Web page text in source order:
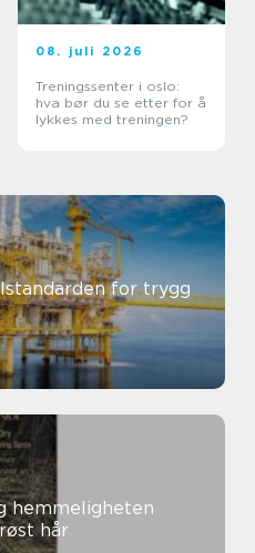
08. juli 2026
Treningssenter i oslo:
hva bør du se etter for å
lykkes med treningen?
hår